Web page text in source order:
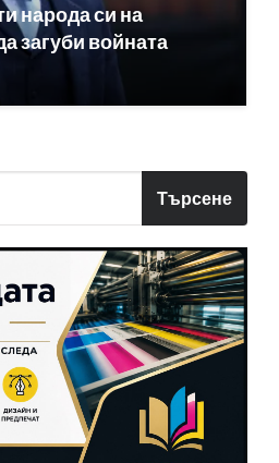
народа си на
загуби войната
Търсене